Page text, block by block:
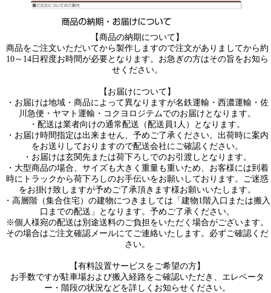
【商品の納期について】
商品をご注文いただいてから製作しますので注文がありましてから約
10～14日程度お時間が必要となります。お急ぎの方はその旨をお知ら
せください。
【お届けについて】
・お届けは地域・商品によって異なりますが名鉄運輸・西濃運輸・佐
川急便・ヤマト運輸・コクヨロジテムでのお届けとなります。
・配送は業者向けの通常配送（配送員1人）となります。
・お届け時間指定は出来ません、予めご了承ください。出荷時に案内
をお送りしておりますので配送会社にご確認ください。
・お届けは玄関先または荷下ろしでのお引渡しとなります。
・大型商品の場合、サイズも大きく重量も重いため、お客様には到着
時にトラックから荷下ろしのお手伝いをお願いしております。ご迷惑
をお掛け致しますが予めご了承頂きます様お願いいたします。
・高層階（集合住宅）の建物につきましては「建物1階入口または搬入
口までの配送」となります。予めご了承ください。
※個人様宛の配送は別途送料のご負担をいただく場合がございます。
その場合はご注文確認メールにてご連絡いたします。必ずご確認くだ
さい。
【有料設置サービスをご希望の方】
お手数ですが駐車場および搬入経路をご確認いただき、エレベータ
ー・階段の状況などを詳しくお知らせください。